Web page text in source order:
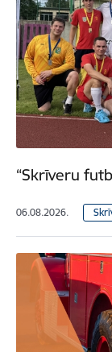
“Skrīveru
06.08.2026.